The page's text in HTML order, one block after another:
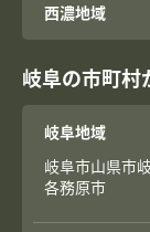
西濃地域
岐阜の市町村
岐阜地域
岐阜市山県市
各務原市